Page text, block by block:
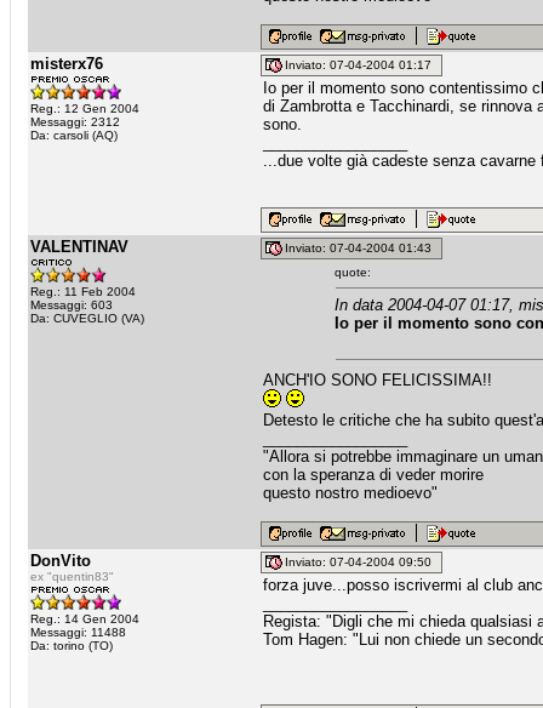
misterx76
Reg.: 12 Gen 2004
Messaggi: 2312
Da: carsoli (AQ)
Inviato: 07-04-2004 01:17
Io per il momento sono contentissimo
di Zambrotta e Tacchinardi, se rinnova
sono.
...due volte già cadeste senza
VALENTINAV
Reg.: 11 Feb 2004
Messaggi: 603
Da: CUVEGLIO (VA)
Inviato: 07-04-2004 01:43
quote:
In data 2004-04-07 01:17,
Io per il momento sono
ANCH'IO SONO FELICISSIMA!!
Detesto le critiche che ha subito
"Allora si potrebbe immaginare un
con la speranza di veder morire
questo nostro medioevo"
DonVito
ex "quentin83"
Reg.: 14 Gen 2004
Messaggi: 11488
Da: torino (TO)
Inviato: 07-04-2004 09:50
forza juve...posso iscrivermi al club
Regista: "Digli che mi chieda qualsiasi
Tom Hagen: "Lui non chiede un